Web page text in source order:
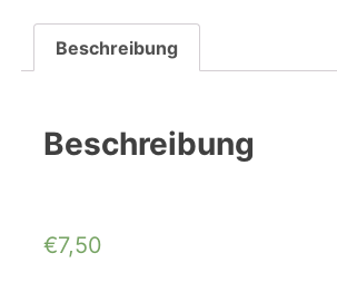
Beschreibung
Beschreibung
€7,50